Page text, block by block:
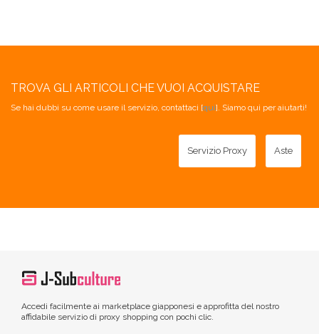
TROVA GLI ARTICOLI CHE VUOI ACQUISTARE
Se hai dubbi su come usare il servizio, contattaci [qui]. Siamo qui per aiutarti!
Servizio Proxy Aste
Accedi facilmente ai marketplace giapponesi e approfitta del nostro
affidabile servizio di proxy shopping con pochi clic.